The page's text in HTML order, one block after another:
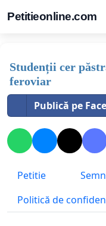
Petitieonline.com
Studenții cer
feroviar
Publică pe
Petitie
Politică de